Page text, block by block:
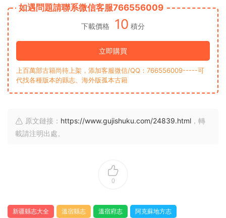
如遇問題請聯系微信客服766556009
下載價格 10 積分
立即購買
上百萬部古籍尚待上架，添加客服微信/QQ：766556009-----可
代找各種版本的縣志、海外版孤本古籍
原文鏈接： https://www.gujishuku.com/24839.html ，轉
載請注明出處。
0
新疆縣志大全 溫宿縣志 溫宿府志 阿克蘇地方志